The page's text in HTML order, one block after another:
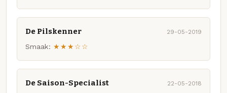
De Pilskenner 29-05-2019
Smaak: ★★★☆☆
De Saison-Specialist 22-05-2018